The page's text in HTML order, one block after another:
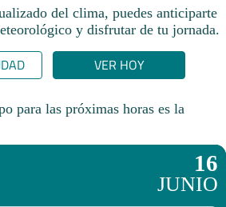
del clima, puedes anticiparte
y disfrutar de tu jornada.​
VER HOY
para las próximas horas es la
16
JUNIO